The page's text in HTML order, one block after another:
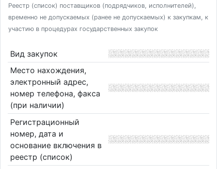
Реестр (список) поставщиков (подрядчиков, исполнителей),
временно не допускаемых (ранее не допускаемых) к закупкам, к
участию в процедурах государственных закупок
Вид закупок
Место нахождения,
электронный адрес,
номер телефона, факса
(при наличии)
Регистрационный
номер, дата и
основание включения в
реестр (список)